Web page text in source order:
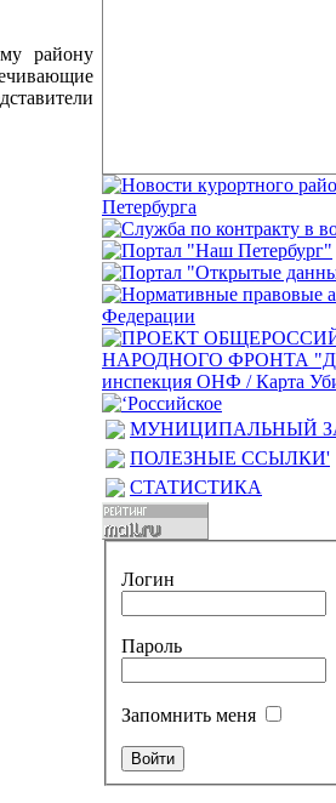
району
МУНИЦИПАЛЬНЫЙ
ПОЛЕЗНЫЕ ССЫЛКИ'
СТАТИСТИКА
Логин
Пароль
Запомнить меня